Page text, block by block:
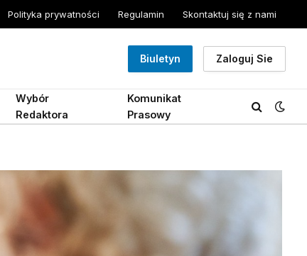
Polityka prywatności Regulamin Skontaktuj się z nami
Biuletyn Zaloguj Sie
Wybór
Redaktora
Komunikat
Prasowy